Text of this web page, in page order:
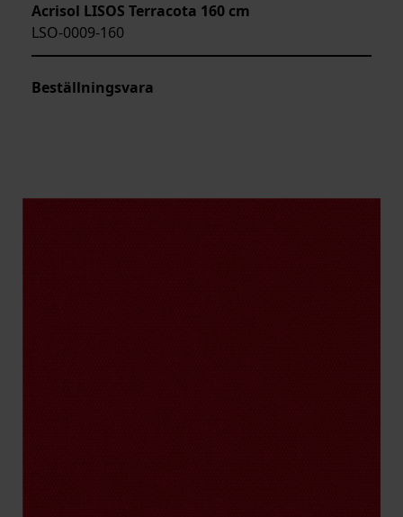
Acrisol LISOS Terracota 160 cm
LSO-0009-160
Beställningsvara